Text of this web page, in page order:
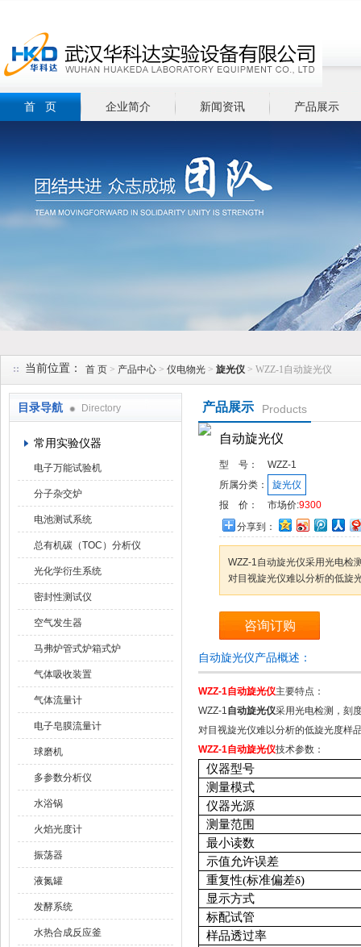
首 页 企业简介 新闻资讯 产品展示
当前位置： 首 页 > 产品中心 > 仪电物光 > 旋光仪 > WZZ-1自动旋光仪
目录导航 Directory
常用实验仪器
电子万能试验机
分子杂交炉
电池测试系统
总有机碳（TOC）分析仪
光化学衍生系统
密封性测试仪
空气发生器
马弗炉管式炉箱式炉
气体吸收装置
气体流量计
电子皂膜流量计
球磨机
多参数分析仪
水浴锅
火焰光度计
振荡器
液氮罐
发酵系统
水热合成反应釜
产品展示 Products
自动旋光仪
型 号：
WZZ-1
所属分类：
旋光仪
报 价：
市场价:9300
分享到：
WZZ-1自动旋光仪采用光电检
对目视旋光仪难以分析的低旋
咨询订购
自动旋光仪产品概述：
WZZ-1自动旋光仪主要特点：
WZZ-1自动旋光仪采用光电检测，刻
对目视旋光仪难以分析的低旋光度样
WZZ-1自动旋光仪技术参数：
仪器型号
测量模式
仪器光源
测量范围
最小读数
示值允许误差
重复性(标准偏差δ)
显示方式
标配试管
样品透过率